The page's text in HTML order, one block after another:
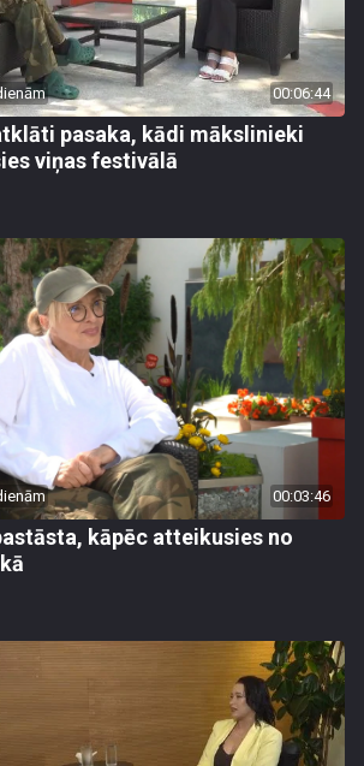
00:06:44
pasaka, kādi mākslinieki
viņas festivālā
00:03:46
kāpēc atteikusies no